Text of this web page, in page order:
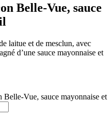
Belle-Vue, sauce
laitue et de mesclun, avec
d’une sauce mayonnaise et
Belle-Vue, sauce mayonnaise et